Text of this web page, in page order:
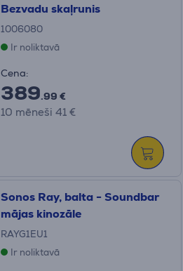
Bezvadu skaļrunis
1006080
Ir noliktavā
Cena:
389.99 €
10 mēneši 41 €
Sonos Ray, balta - Soundbar
mājas kinozāle
RAYG1EU1
Ir noliktavā